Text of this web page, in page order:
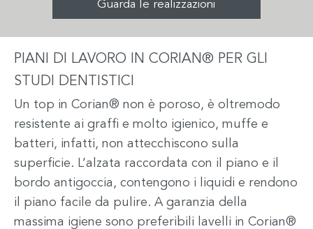
Guarda le realizzazioni
PIANI DI LAVORO IN CORIAN® PER GLI
STUDI DENTISTICI
Un top in Corian® non è poroso, è oltremodo
resistente ai graffi e molto igienico, muffe e
batteri, infatti, non attecchiscono sulla
superficie. L’alzata raccordata con il piano e il
bordo antigoccia, contengono i liquidi e rendono
il piano facile da pulire. A garanzia della
massima igiene sono preferibili lavelli in Corian®